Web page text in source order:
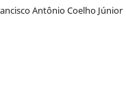
Antônio Coelho Júnior